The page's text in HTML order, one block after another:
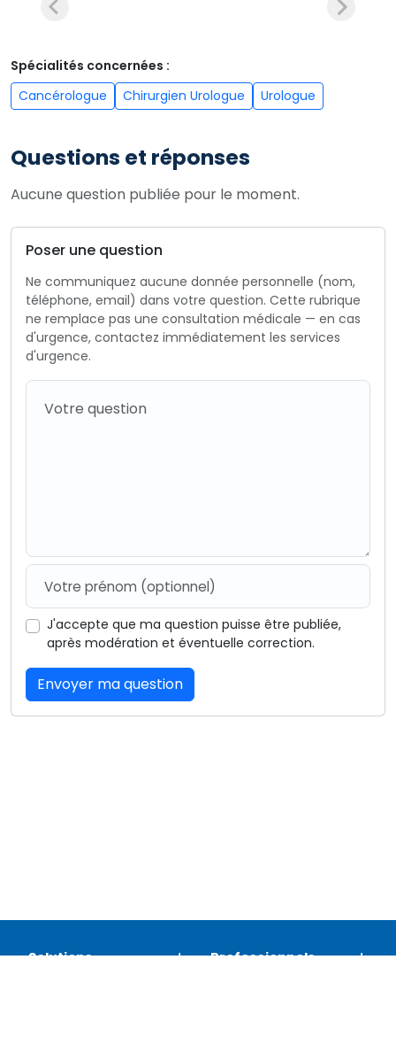
Spécialités concernées :
Cancérologue
Chirurgien Urologue Urologue
Questions et réponses
Aucune question publiée pour le moment.
Poser une question
Ne communiquez aucune donnée personnelle (nom,
téléphone, email) dans votre question. Cette rubrique
ne remplace pas une consultation médicale — en cas
d'urgence, contactez immédiatement les services
d'urgence.
J'accepte que ma question puisse être publiée,
après modération et éventuelle correction.
Envoyer ma question
Solutions Professionnels